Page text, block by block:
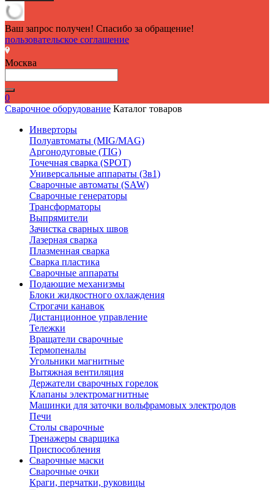
Ваш запрос получен! Спасибо за обращение!
пользовательское соглашение
Москва
0
Сварочное оборудование Каталог товаров
Инверторы
Полуавтоматы (MIG/MAG)
Аргонодуговые (TIG)
Точечная сварка (SPOT)
Универсальные аппараты (3в1)
Сварочные автоматы (SAW)
Сварочные генераторы
Трансформаторы
Выпрямители
Зачистка сварных швов
Лазерная сварка
Плазменная сварка
Сварка пластика
Сварочные аппараты
Подающие механизмы
Блоки жидкостного охлаждения
Строгачи канавок
Дистанционное управление
Тележки
Вращатели сварочные
Термопеналы
Угольники магнитные
Вытяжная вентиляция
Держатели сварочных горелок
Клапаны электромагнитные
Машинки для заточки вольфрамовых электродов
Печи
Столы сварочные
Тренажеры сварщика
Приспособления
Сварочные маски
Сварочные очки
Краги, перчатки, руковицы